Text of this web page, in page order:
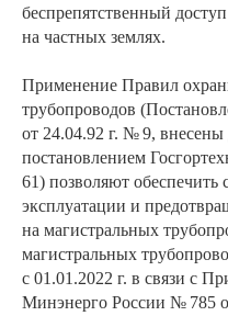
беспрепятственный
на частных землях.
Применение Правил
трубопроводов
от 24.04.92 г. № 9,
постановлением
61) позволяют обеспечить
эксплуатации и
на магистральных
магистральных
с 01.01.2022 г. в связи с
Минэнерго России № 785